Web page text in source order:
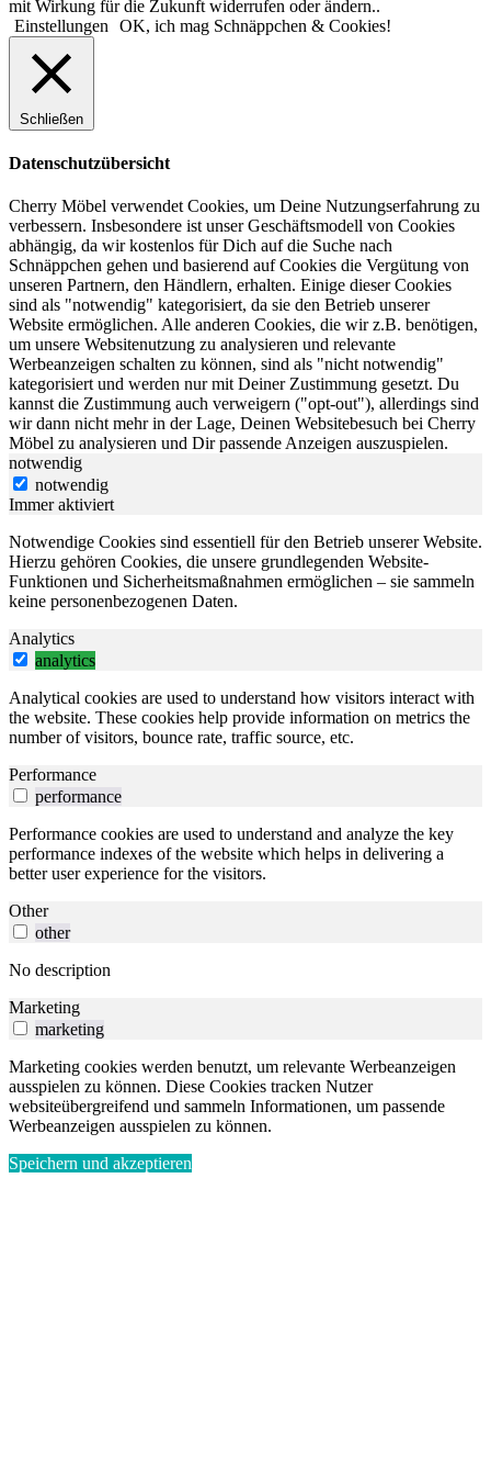
mit Wirkung für die Zukunft widerrufen oder ändern..
Einstellungen
OK, ich mag Schnäppchen & Cookies!
Schließen
Datenschutzübersicht
Cherry Möbel verwendet Cookies, um Deine Nutzungserfahrung zu
verbessern. Insbesondere ist unser Geschäftsmodell von Cookies
abhängig, da wir kostenlos für Dich auf die Suche nach
Schnäppchen gehen und basierend auf Cookies die Vergütung von
unseren Partnern, den Händlern, erhalten. Einige dieser Cookies
sind als "notwendig" kategorisiert, da sie den Betrieb unserer
Website ermöglichen. Alle anderen Cookies, die wir z.B. benötigen,
um unsere Websitenutzung zu analysieren und relevante
Werbeanzeigen schalten zu können, sind als "nicht notwendig"
kategorisiert und werden nur mit Deiner Zustimmung gesetzt. Du
kannst die Zustimmung auch verweigern ("opt-out"), allerdings sind
wir dann nicht mehr in der Lage, Deinen Websitebesuch bei Cherry
Möbel zu analysieren und Dir passende Anzeigen auszuspielen.
notwendig
notwendig
Immer aktiviert
Notwendige Cookies sind essentiell für den Betrieb unserer Website.
Hierzu gehören Cookies, die unsere grundlegenden Website-
Funktionen und Sicherheitsmaßnahmen ermöglichen – sie sammeln
keine personenbezogenen Daten.
Analytics
analytics
Analytical cookies are used to understand how visitors interact with
the website. These cookies help provide information on metrics the
number of visitors, bounce rate, traffic source, etc.
Performance
performance
Performance cookies are used to understand and analyze the key
performance indexes of the website which helps in delivering a
better user experience for the visitors.
Other
other
No description
Marketing
marketing
Marketing cookies werden benutzt, um relevante Werbeanzeigen
ausspielen zu können. Diese Cookies tracken Nutzer
websiteübergreifend und sammeln Informationen, um passende
Werbeanzeigen ausspielen zu können.
Speichern und akzeptieren